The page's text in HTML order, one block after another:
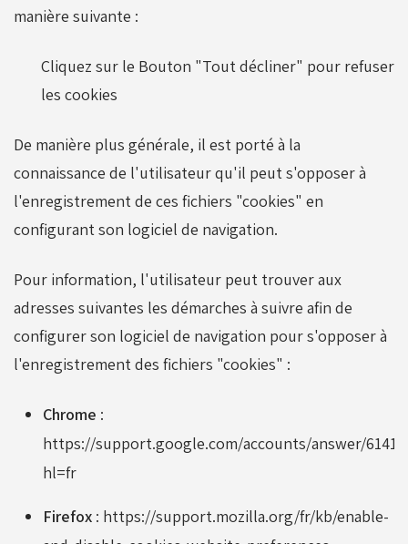
manière suivante :
Cliquez sur le Bouton "Tout décliner" pour refuser
les cookies
De manière plus générale, il est porté à la
connaissance de l'utilisateur qu'il peut s'opposer à
l'enregistrement de ces fichiers "cookies" en
configurant son logiciel de navigation.
Pour information, l'utilisateur peut trouver aux
adresses suivantes les démarches à suivre afin de
configurer son logiciel de navigation pour s'opposer à
l'enregistrement des fichiers "cookies" :
Chrome :
https://support.google.com/accounts/answer/
hl=fr
Firefox : https://support.mozilla.org/fr/kb/enable-